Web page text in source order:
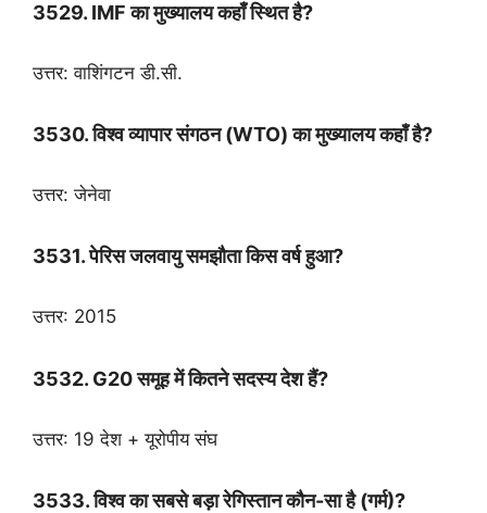
3529. IMF का मुख्यालय कहाँ स्थित है?
उत्तर: वाशिंगटन डी.सी.
3530. विश्व व्यापार संगठन (WTO) का मुख्यालय कहाँ है?
उत्तर: जेनेवा
3531. पेरिस जलवायु समझौता किस वर्ष हुआ?
उत्तर: 2015
3532. G20 समूह में कितने सदस्य देश हैं?
उत्तर: 19 देश + यूरोपीय संघ
3533. विश्व का सबसे बड़ा रेगिस्तान कौन-सा है (गर्म)?